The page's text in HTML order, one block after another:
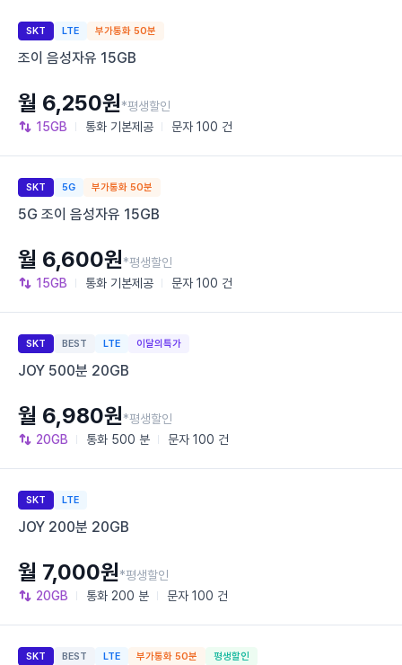
SKT LTE 부가통화 50분
조이 음성자유 15GB
15GB 통화 기본제공 문자 100 건
월 6,250원*평생할인
SKT 5G 부가통화 50분
5G 조이 음성자유 15GB
15GB 통화 기본제공 문자 100 건
월 6,600원*평생할인
SKT BEST LTE 이달의특가
JOY 500분 20GB
20GB 통화 500 분 문자 100 건
월 6,980원*평생할인
SKT LTE
JOY 200분 20GB
20GB 통화 200 분 문자 100 건
월 7,000원*평생할인
SKT BEST LTE 부가통화 50분 평생할인